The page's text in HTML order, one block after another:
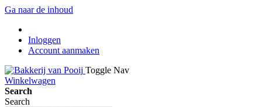
Ga naar de inhoud
Inloggen
Account aanmaken
Toggle Nav
Winkelwagen
Search
Search